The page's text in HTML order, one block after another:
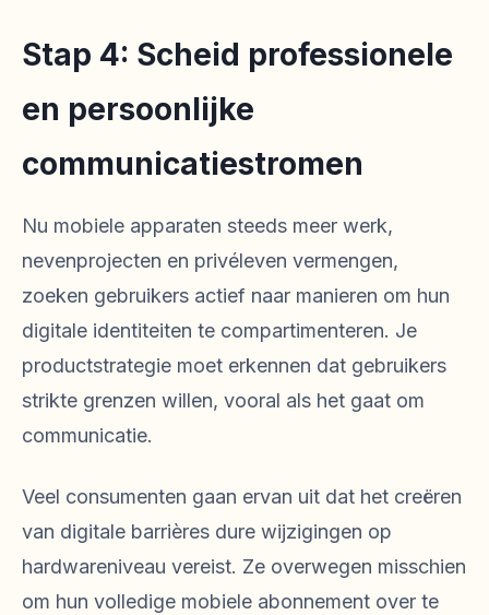
Stap 4: Scheid professionele
en persoonlijke
communicatiestromen
Nu mobiele apparaten steeds meer werk,
nevenprojecten en privéleven vermengen,
zoeken gebruikers actief naar manieren om hun
digitale identiteiten te compartimenteren. Je
productstrategie moet erkennen dat gebruikers
strikte grenzen willen, vooral als het gaat om
communicatie.
Veel consumenten gaan ervan uit dat het creëren
van digitale barrières dure wijzigingen op
hardwareniveau vereist. Ze overwegen misschien
om hun volledige mobiele abonnement over te